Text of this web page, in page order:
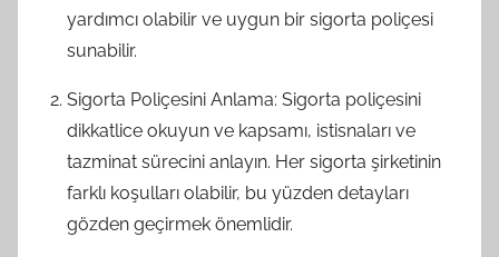
yardımcı olabilir ve uygun bir sigorta poliçesi
sunabilir.
Sigorta Poliçesini Anlama: Sigorta poliçesini
dikkatlice okuyun ve kapsamı, istisnaları ve
tazminat sürecini anlayın. Her sigorta şirketinin
farklı koşulları olabilir, bu yüzden detayları
gözden geçirmek önemlidir.